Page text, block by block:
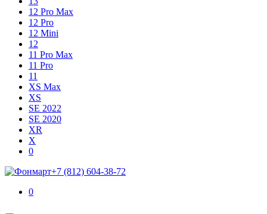
12 Pro Max
12 Pro
12 Mini
12
11 Pro Max
11 Pro
11
XS Max
XS
SE 2022
SE 2020
XR
X
Shopping
0Items
Cart +7 (812) 604-38-72
Shopping
0Items